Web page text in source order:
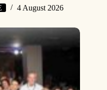
4 August 2026